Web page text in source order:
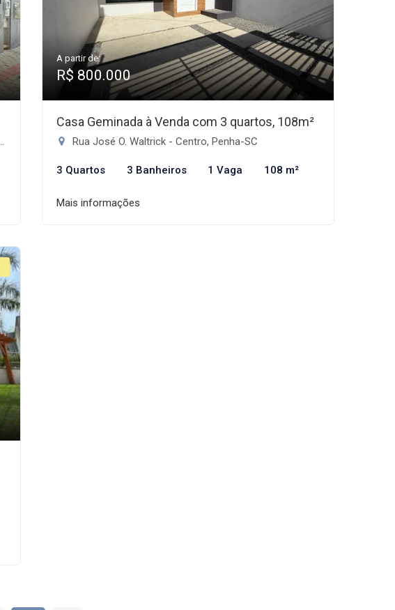
A partir de:
R$ 800.000
Casa Geminada à Venda com 3 quartos, 108m²
Rua José O. Waltrick - Centro, Penha-SC
3 Quartos 3 Banheiros 1 Vaga 108 m²
Mais informações